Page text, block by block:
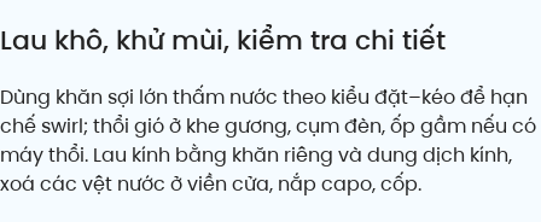
Lau khô, khử mùi, kiểm tra chi tiết
Dùng khăn sợi lớn thấm nước theo kiểu đặt–kéo để hạn
chế swirl; thổi gió ở khe gương, cụm đèn, ốp gầm nếu có
máy thổi. Lau kính bằng khăn riêng và dung dịch kính,
xoá các vệt nước ở viền cửa, nắp capo, cốp.